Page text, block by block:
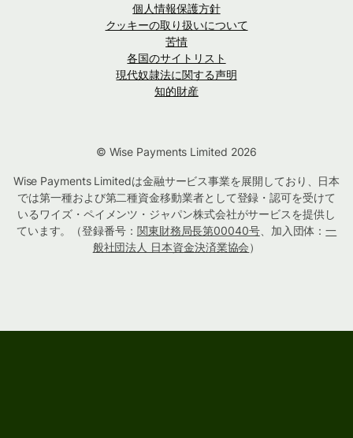
個人情報保護方針
クッキーの取り扱いについて
苦情
各国のサイトリスト
現代奴隷法に関する声明
知的財産
© Wise Payments Limited 2026
Wise Payments Limitedは金融サービス事業を展開しており、日本
では第一種および第二種資金移動業者として登録・認可を受けて
いるワイズ・ペイメンツ・ジャパン株式会社がサービスを提供し
ています。（登録番号： 関東財務局長第00040号、加入団体：一
般社団法人 日本資金決済業協会）